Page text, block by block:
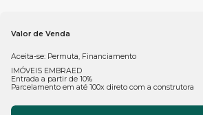
Valor de Venda
Aceita-se: Permuta, Financiamento
IMÓVEIS EMBRAED
Entrada a partir de 10%
Parcelamento em até 100x direto com a construtora